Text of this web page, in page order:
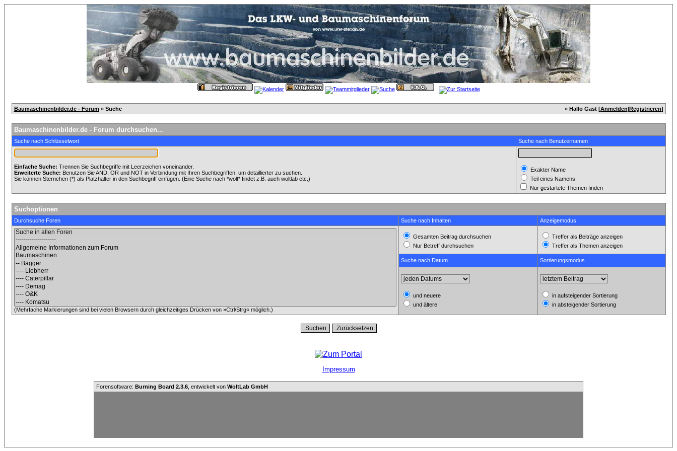
Baumaschinenbilder.de - Forum » Suche » Hallo Gast [Anmelden|Registrieren]
Baumaschinenbilder.de - Forum durchsuchen...
Suche nach Schlüsselwort Suche nach Benutzernamen
Einfache Suche: Trennen Sie Suchbegriffe mit Leerzeichen voneinander.
Erweiterte Suche: Benutzen Sie AND, OR und NOT in Verbindung mit Ihren Suchbegriffen, um detaillierter zu suchen.
Sie können Sternchen (*) als Platzhalter in den Suchbegriff einfügen. (Eine Suche nach *wolt* findet z.B. auch woltlab etc.)
Exakter Name
Teil eines Namens
Nur gestartete Themen finden
Suchoptionen
Durchsuche Foren Suche nach Inhalten Anzeigemodus
(Mehrfache Markierungen sind bei vielen Browsern durch gleichzeitiges Drücken von »Ctrl/Strg« möglich.)
Gesamten Beitrag durchsuchen
Nur Betreff durchsuchen
Treffer als Beiträge anzeigen
Treffer als Themen anzeigen
Suche nach Datum Sortierungsmodus
und neuere
und ältere
in aufsteigender Sortierung
in absteigender Sortierung
Impressum
Forensoftware: Burning Board 2.3.6 , entwickelt von WoltLab GmbH